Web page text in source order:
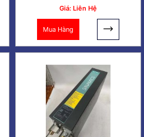
Giá: Liên Hệ
Mua Hàng